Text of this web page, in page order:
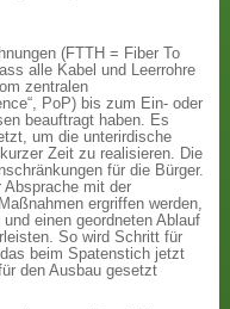
(FTTH = Fiber To
alle Kabel und Leerrohre
zentralen
PoP) bis zum Ein- oder
beauftragt haben. Es
um die unterirdische
Zeit zu realisieren. Die
für die Bürger.
Absprache mit der
ergriffen werden,
einen geordneten Ablauf
So wird Schritt für
beim Spatenstich jetzt
den Ausbau gesetzt